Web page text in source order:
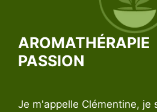
AROMATHÉRAPIE
PASSION
Je m'appelle Clémentine, je